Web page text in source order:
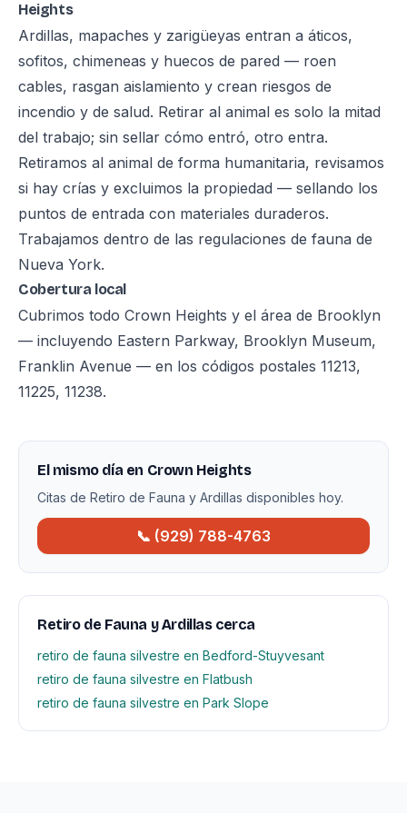
Heights
Ardillas, mapaches y zarigüeyas entran a áticos,
sofitos, chimeneas y huecos de pared — roen
cables, rasgan aislamiento y crean riesgos de
incendio y de salud. Retirar al animal es solo la mitad
del trabajo; sin sellar cómo entró, otro entra.
Retiramos al animal de forma humanitaria, revisamos
si hay crías y excluimos la propiedad — sellando los
puntos de entrada con materiales duraderos.
Trabajamos dentro de las regulaciones de fauna de
Nueva York.
Cobertura local
Cubrimos todo Crown Heights y el área de Brooklyn
— incluyendo Eastern Parkway, Brooklyn Museum,
Franklin Avenue — en los códigos postales 11213,
11225, 11238.
El mismo día en Crown Heights
Citas de Retiro de Fauna y Ardillas disponibles hoy.
📞 (929) 788-4763
Retiro de Fauna y Ardillas cerca
retiro de fauna silvestre en Bedford-Stuyvesant
retiro de fauna silvestre en Flatbush
retiro de fauna silvestre en Park Slope